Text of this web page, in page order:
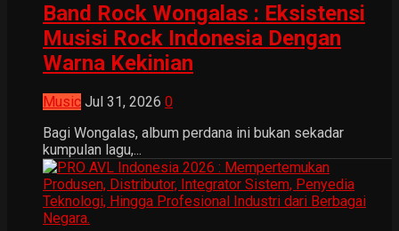
Band Rock Wongalas : Eksistensi
Musisi Rock Indonesia Dengan
Warna Kekinian
Music Jul 31, 2026 0
Bagi Wongalas, album perdana ini bukan sekadar
kumpulan lagu,...